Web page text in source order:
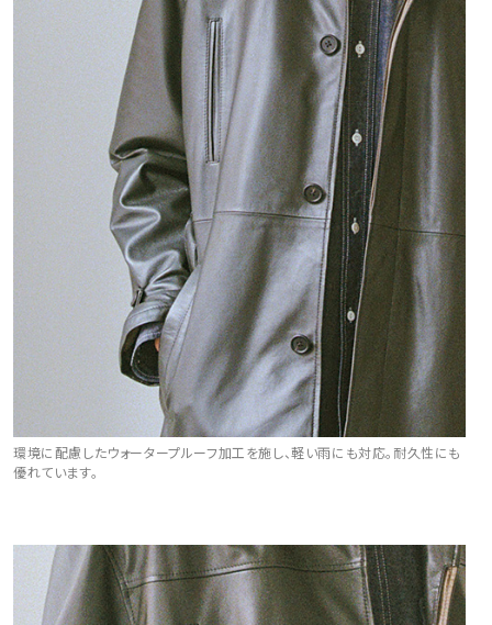
環境に配慮したウォータープルーフ加工を施し、軽い雨にも対応。耐久性にも
優れています。